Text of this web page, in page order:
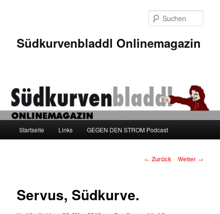
Südkurvenbladdl Onlinemagazin
Startseite Links GEGEN DEN STROM Podcast
Beitragsnavigation
← Zurück Weiter →
Servus, Südkurve.